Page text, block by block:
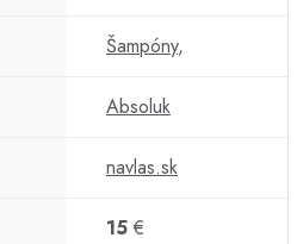
Šampóny,
Absoluk
navlas.sk
15 €